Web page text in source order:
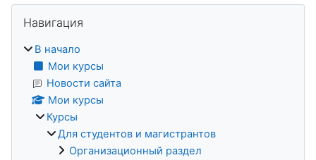
Блоки
Навигация
В начало
Мои курсы
Новости сайта
Мои курсы
Курсы
Для студентов и магистрантов
Организационный раздел